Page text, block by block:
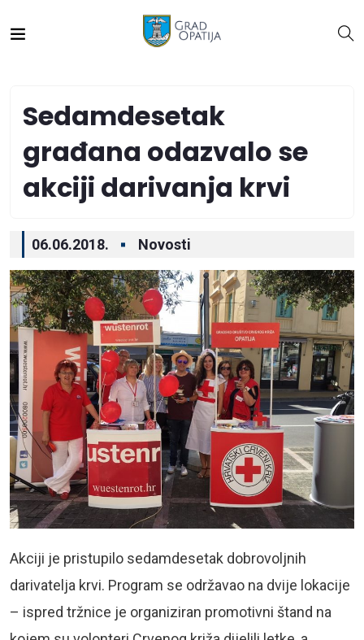
Sedamdesetak
građana odazvalo se
akciji darivanja krvi
06.06.2018. Novosti
Akciji je pristupilo sedamdesetak dobrovoljnih
darivatelja krvi. Program se održavao na dvije lokacije
– ispred tržnice je organiziran promotivni štand na